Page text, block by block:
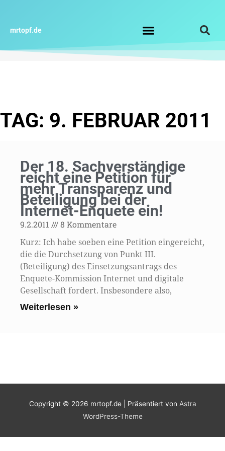
springen
mrtopf.de
TAG: 9. FEBRUAR 2011
Der 18. Sachverständige
reicht eine Petition für
mehr Transparenz und
Beteiligung bei der
Internet-Enquete ein!
9.2.2011 8 Kommentare
Kurz: Ich habe soeben eine Petition eingereicht,
die die Durchsetzung von Punkt III.
(Beteiligung) des Einsetzungsantrags des
Enquete-Kommission Internet und digitale
Gesellschaft fordert. Insbesondere also,
Weiterlesen »
Copyright © 2026 mrtopf.de| Präsentiert von Astra
WordPress-Theme